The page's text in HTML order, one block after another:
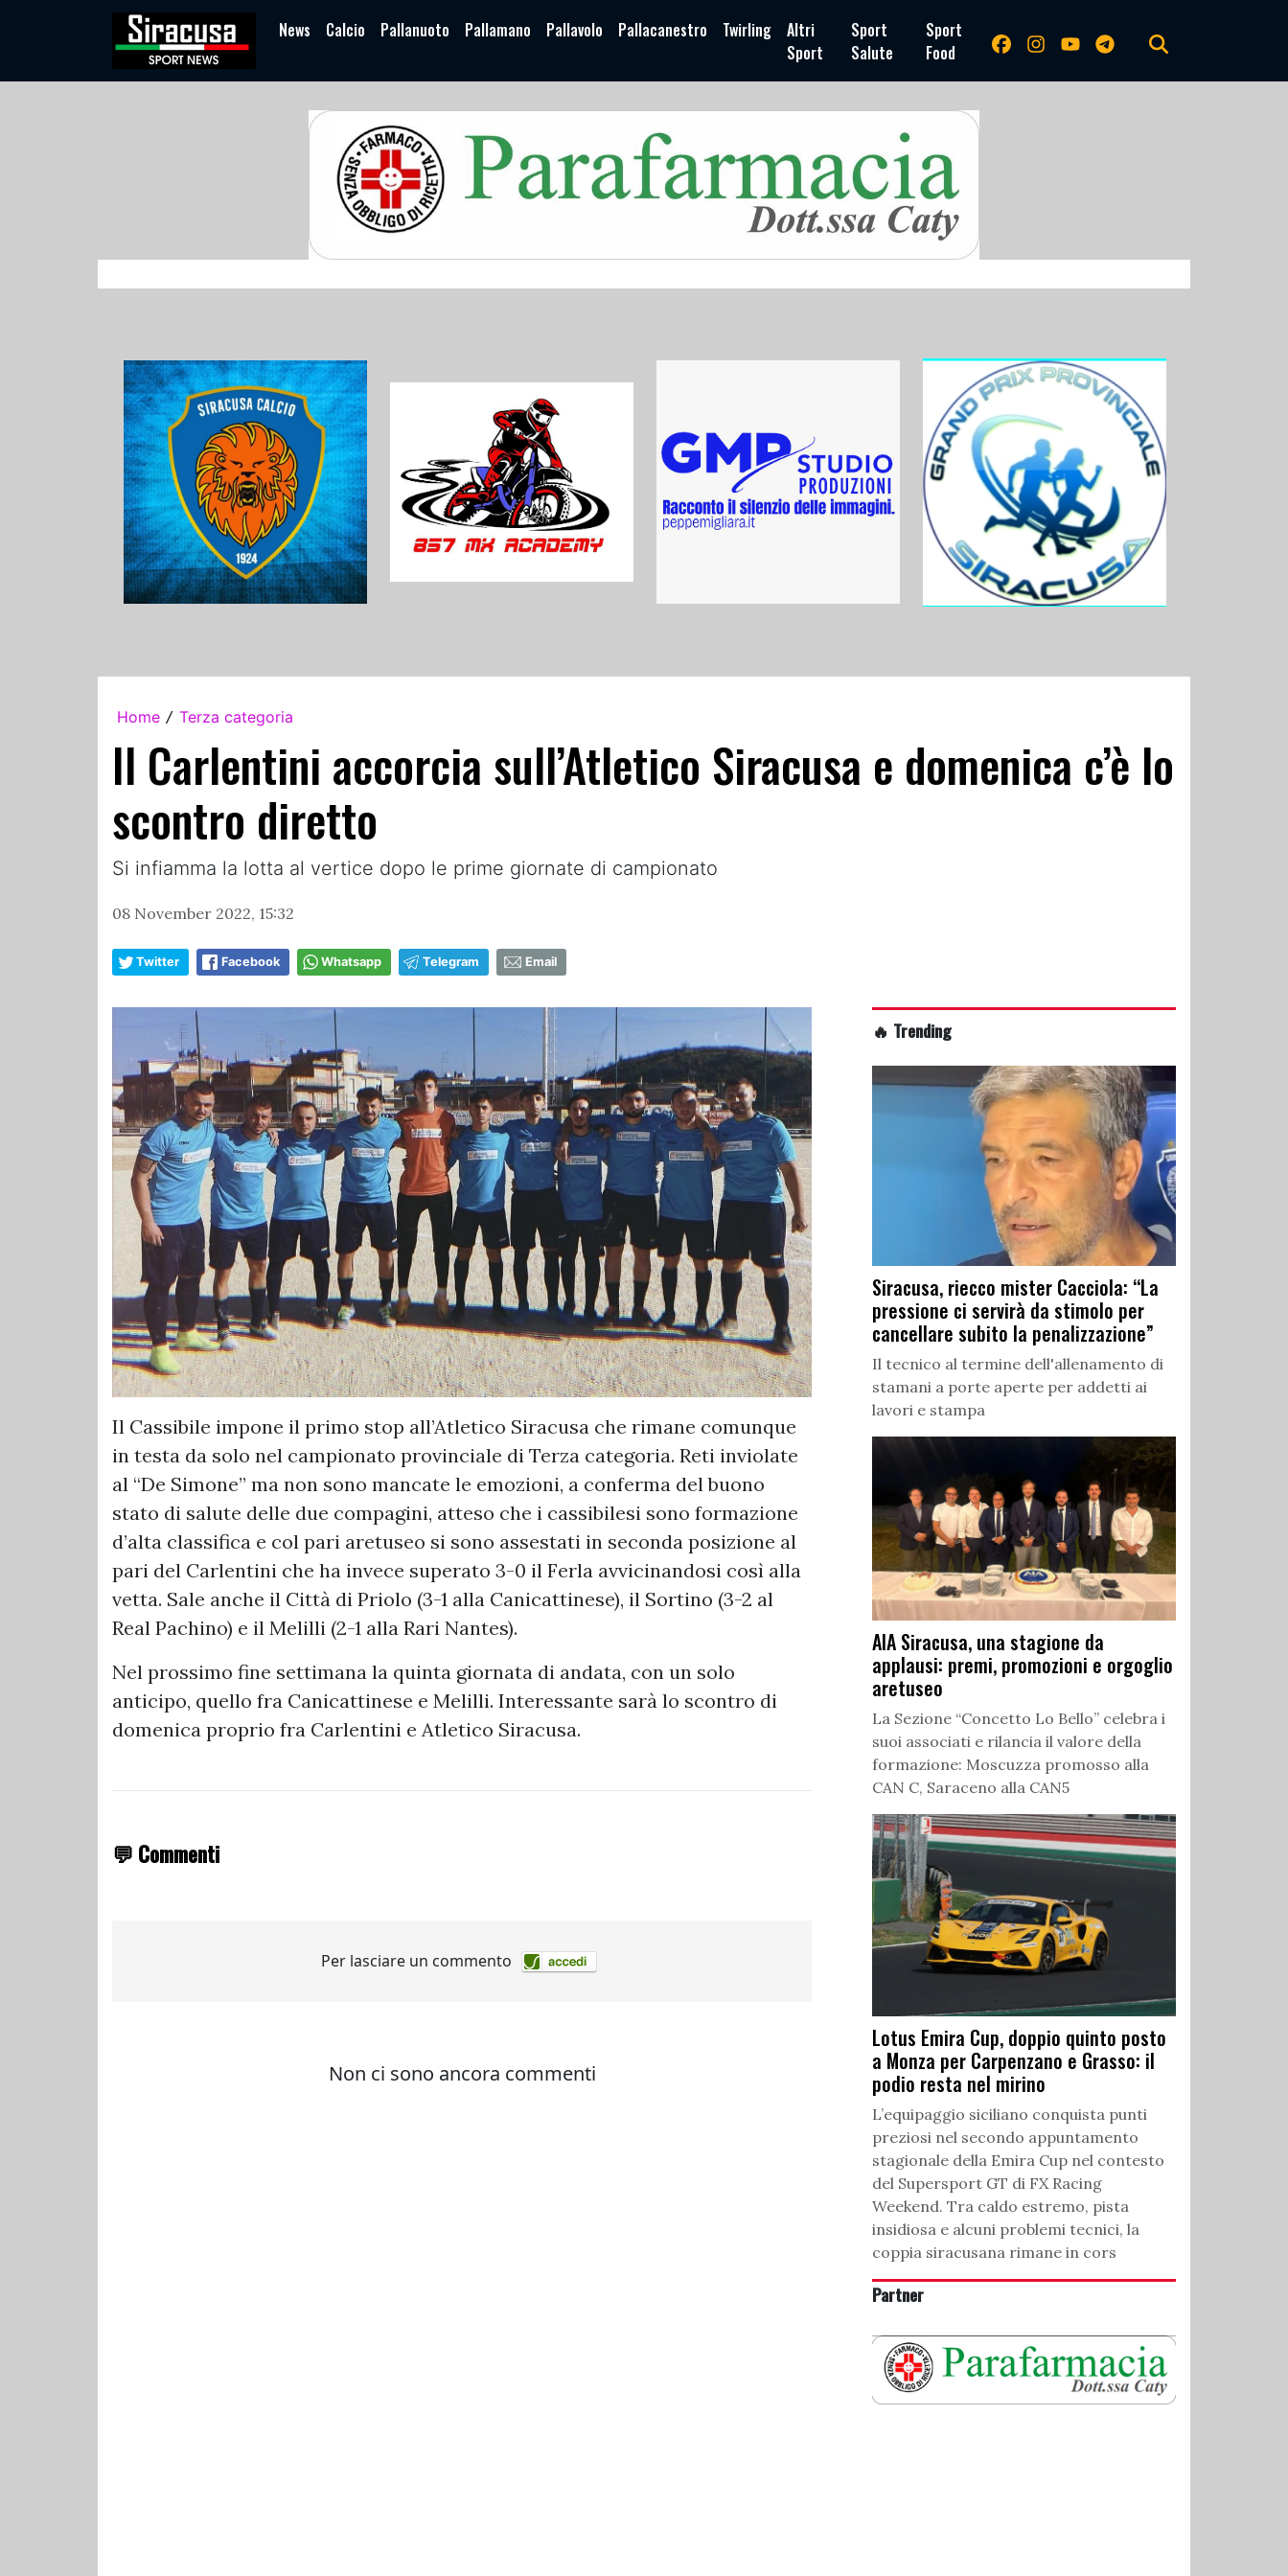
News Calcio Pallanuoto Pallamano Pallavolo Pallacanestro Twirling
Altri
Sport
Sport
Salute
Sport
Food
Home / Terza categoria
Il Carlentini accorcia sull’Atletico Siracusa e domenica c’è lo
scontro diretto
Si infiamma la lotta al vertice dopo le prime giornate di campionato
08 November 2022, 15:32
Twitter Facebook Whatsapp Telegram Email
Il Cassibile impone il primo stop all’Atletico Siracusa che rimane comunque
in testa da solo nel campionato provinciale di Terza categoria. Reti inviolate
al “De Simone” ma non sono mancate le emozioni, a conferma del buono
stato di salute delle due compagini, atteso che i cassibilesi sono formazione
d’alta classifica e col pari aretuseo si sono assestati in seconda posizione al
pari del Carlentini che ha invece superato 3-0 il Ferla avvicinandosi così alla
vetta. Sale anche il Città di Priolo (3-1 alla Canicattinese), il Sortino (3-2 al
Real Pachino) e il Melilli (2-1 alla Rari Nantes).
Nel prossimo fine settimana la quinta giornata di andata, con un solo
anticipo, quello fra Canicattinese e Melilli. Interessante sarà lo scontro di
domenica proprio fra Carlentini e Atletico Siracusa.
💬 Commenti
🔥 Trending
Siracusa, riecco mister Cacciola: “La
pressione ci servirà da stimolo per
cancellare subito la penalizzazione”
Il tecnico al termine dell'allenamento di
stamani a porte aperte per addetti ai
lavori e stampa
AIA Siracusa, una stagione da
applausi: premi, promozioni e orgoglio
aretuseo
La Sezione “Concetto Lo Bello” celebra i
suoi associati e rilancia il valore della
formazione: Moscuzza promosso alla
CAN C, Saraceno alla CAN5
Lotus Emira Cup, doppio quinto posto
a Monza per Carpenzano e Grasso: il
podio resta nel mirino
L’equipaggio siciliano conquista punti
preziosi nel secondo appuntamento
stagionale della Emira Cup nel contesto
del Supersport GT di FX Racing
Weekend. Tra caldo estremo, pista
insidiosa e alcuni problemi tecnici, la
coppia siracusana rimane in cors
Partner